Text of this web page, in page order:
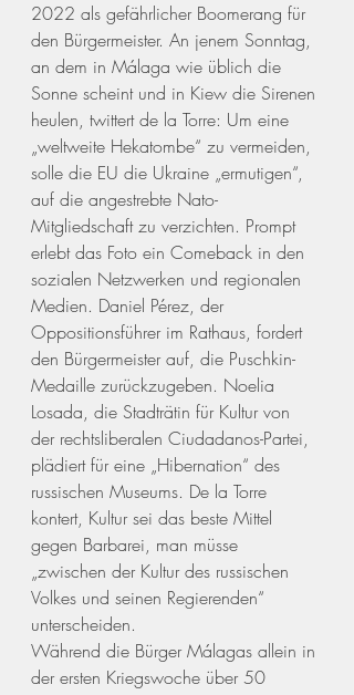
2022 als gefährlicher Boomerang für
den Bürgermeister. An jenem Sonntag,
an dem in Málaga wie üblich die
Sonne scheint und in Kiew die Sirenen
heulen, twittert de la Torre: Um eine
„weltweite Hekatombe“ zu vermeiden,
solle die EU die Ukraine „ermutigen“,
auf die angestrebte Nato-
Mitgliedschaft zu verzichten. Prompt
erlebt das Foto ein Comeback in den
sozialen Netzwerken und regionalen
Medien. Daniel Pérez, der
Oppositionsführer im Rathaus, fordert
den Bürgermeister auf, die Puschkin-
Medaille zurückzugeben. Noelia
Losada, die Stadträtin für Kultur von
der rechtsliberalen Ciudadanos-Partei,
plädiert für eine „Hibernation“ des
russischen Museums. De la Torre
kontert, Kultur sei das beste Mittel
gegen Barbarei, man müsse
„zwischen der Kultur des russischen
Volkes und seinen Regierenden“
unterscheiden.
Während die Bürger Málagas allein in
der ersten Kriegswoche über 50